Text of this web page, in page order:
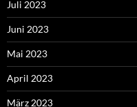
Juli 2023
Juni 2023
Mai 2023
April 2023
März 2023